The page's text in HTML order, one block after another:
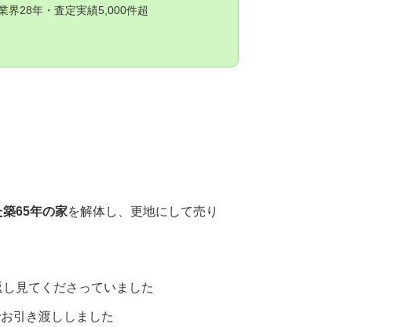
界28年・査定実績5,000件超
築65年の家を解体し、更地にして売り
見てくださっていました
引き渡ししました